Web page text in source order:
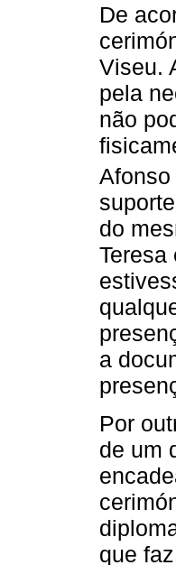
De
Viseu.
pela
não
do
Teresa
a
Por
de um
que